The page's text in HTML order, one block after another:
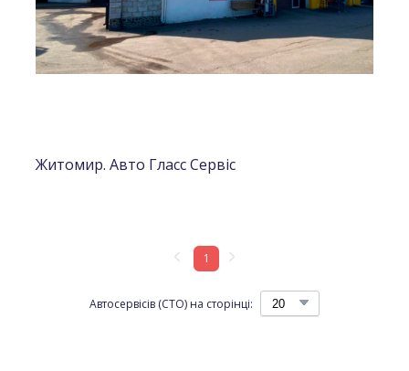
Житомир. Авто Гласс Сервіс
Автосервісів (СТО) на сторінці:
1